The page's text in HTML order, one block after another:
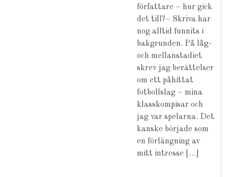
författare – hur gick
det till?– Skriva har
nog alltid funnits i
bakgrunden. På låg-
och mellanstadiet
skrev jag berättelser
om ett påhittat
fotbollslag – mina
klasskompisar och
jag var spelarna. Det
kanske började som
en förlängning av
mitt intresse […]